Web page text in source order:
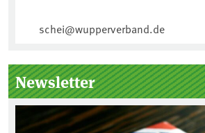
schei@wupperverband.de
Newsletter